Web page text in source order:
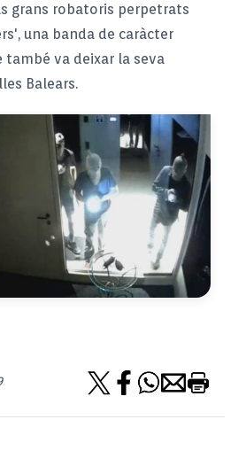
grans robatoris perpetrats
', una banda de caràcter
va deixar la seva
Balears.